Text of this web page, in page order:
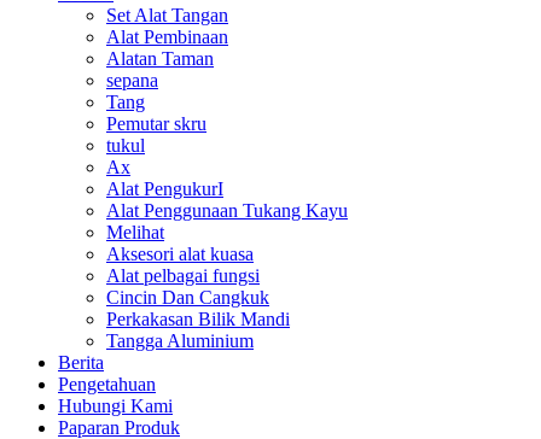
Set Alat Tangan
Alat Pembinaan
Alatan Taman
sepana
Tang
Pemutar skru
tukul
Ax
Alat PengukurI
Alat Penggunaan Tukang Kayu
Melihat
Aksesori alat kuasa
Alat pelbagai fungsi
Cincin Dan Cangkuk
Perkakasan Bilik Mandi
Tangga Aluminium
Berita
Pengetahuan
Hubungi Kami
Paparan Produk